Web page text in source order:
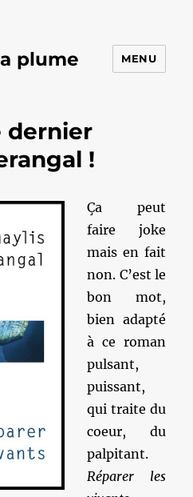
plume MENU
dernier
!
Ça peut
faire joke
mais en fait
non. C’est le
bon mot,
bien adapté
à ce roman
pulsant,
puissant,
qui traite du
coeur, du
palpitant.
Réparer les